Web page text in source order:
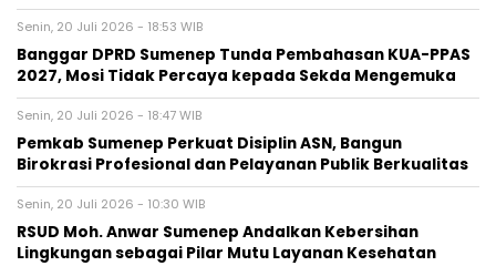
Senin, 20 Juli 2026 - 18:53 WIB
Banggar DPRD Sumenep Tunda Pembahasan KUA-PPAS
2027, Mosi Tidak Percaya kepada Sekda Mengemuka
Senin, 20 Juli 2026 - 18:47 WIB
Pemkab Sumenep Perkuat Disiplin ASN, Bangun
Birokrasi Profesional dan Pelayanan Publik Berkualitas
Senin, 20 Juli 2026 - 10:30 WIB
RSUD Moh. Anwar Sumenep Andalkan Kebersihan
Lingkungan sebagai Pilar Mutu Layanan Kesehatan